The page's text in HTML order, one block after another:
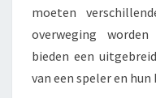
moeten
overweging
bieden een
van een speler en